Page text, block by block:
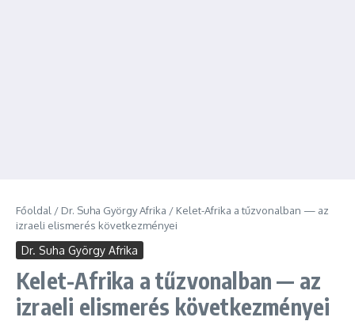
Főoldal / Dr. Suha György Afrika / Kelet-Afrika a tűzvonalban — az
izraeli elismerés következményei
Dr. Suha György Afrika
Kelet-Afrika a tűzvonalban — az
izraeli elismerés következményei